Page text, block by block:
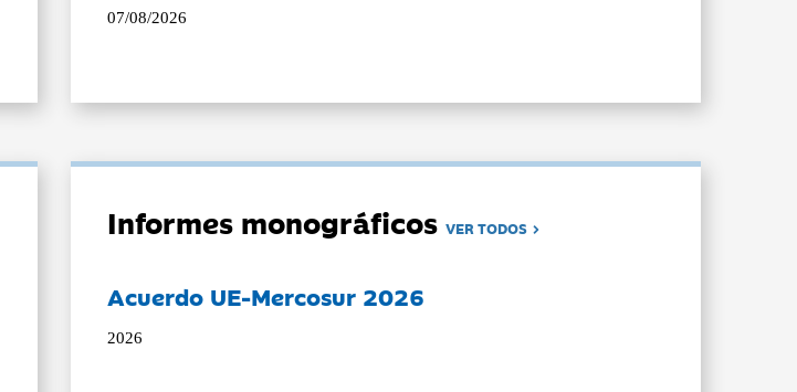
07/08/2026
Informes monográficosVER TODOS
Acuerdo UE-Mercosur 2026
2026